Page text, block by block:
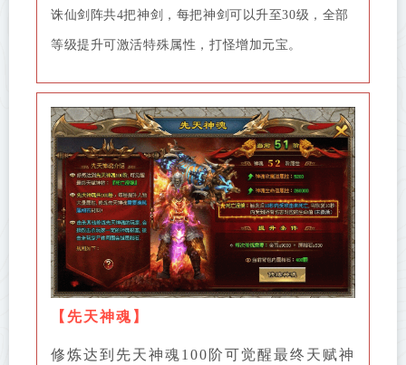
诛仙剑阵共4把神剑，每把神剑可以升至30级，全部
等级提升可激活特殊属性，打怪增加元宝。
【 先天神魂 】
修炼达到先天神魂100阶可觉醒最终天赋神